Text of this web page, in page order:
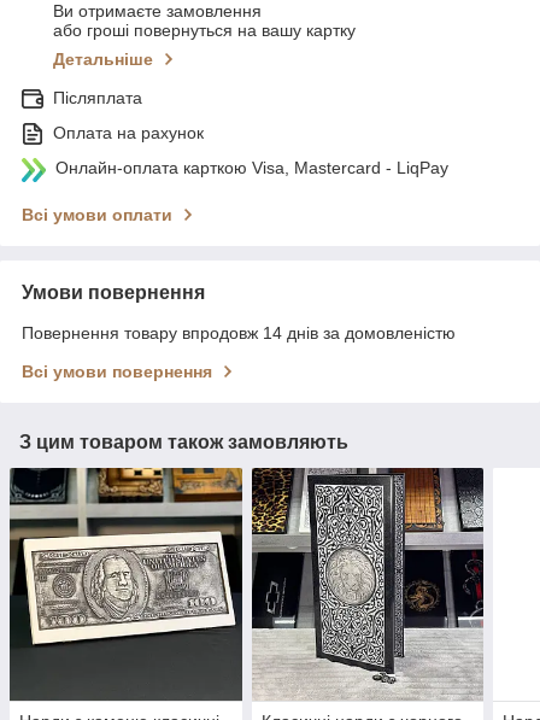
Ви отримаєте замовлення
або гроші повернуться на вашу картку
Детальніше
Післяплата
Оплата на рахунок
Онлайн-оплата карткою Visa, Mastercard - LiqPay
Всі умови оплати
Умови повернення
Повернення товару впродовж 14 днів за домовленістю
Всі умови повернення
З цим товаром також замовляють